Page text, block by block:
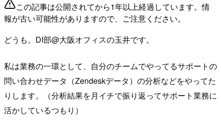
この記事は公開されてから1年以上経過しています。情
報が古い可能性がありますので、ご注意ください。
どうも。DI部@大阪オフィスの玉井です。
私は業務の一環として、自分のチームでやってるサポートの
問い合わせデータ（Zendeskデータ）の分析などをやってた
りします。（分析結果を月イチで振り返ってサポート業務に
活かしているつもり）